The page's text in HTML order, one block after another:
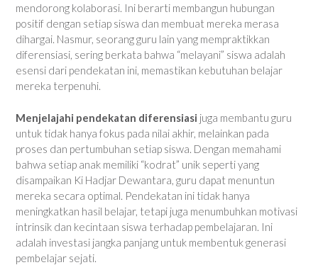
mendorong kolaborasi. Ini berarti membangun hubungan
positif dengan setiap siswa dan membuat mereka merasa
dihargai. Nasmur, seorang guru lain yang mempraktikkan
diferensiasi, sering berkata bahwa “melayani” siswa adalah
esensi dari pendekatan ini, memastikan kebutuhan belajar
mereka terpenuhi.
Menjelajahi pendekatan diferensiasi juga membantu guru
untuk tidak hanya fokus pada nilai akhir, melainkan pada
proses dan pertumbuhan setiap siswa. Dengan memahami
bahwa setiap anak memiliki “kodrat” unik seperti yang
disampaikan Ki Hadjar Dewantara, guru dapat menuntun
mereka secara optimal. Pendekatan ini tidak hanya
meningkatkan hasil belajar, tetapi juga menumbuhkan motivasi
intrinsik dan kecintaan siswa terhadap pembelajaran. Ini
adalah investasi jangka panjang untuk membentuk generasi
pembelajar sejati.